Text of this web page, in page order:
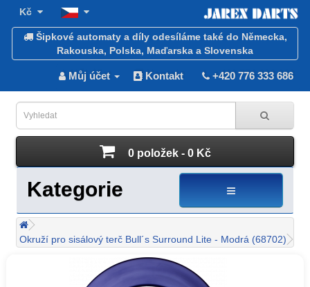
Kč
Šipkové automaty a díly odesíláme také do Německa,
Rakouska, Polska, Maďarska a Slovenska
Můj účet Kontakt +420 776 333 686
0 položek - 0 Kč
Kategorie
Okruží pro sisálový terč Bull´s Surround Lite - Modrá (68702)